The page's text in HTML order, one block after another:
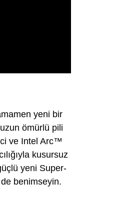
yeni bir
ömürlü pili
ve Intel Arc™
kusursuz
yeni Super-
benimseyin.